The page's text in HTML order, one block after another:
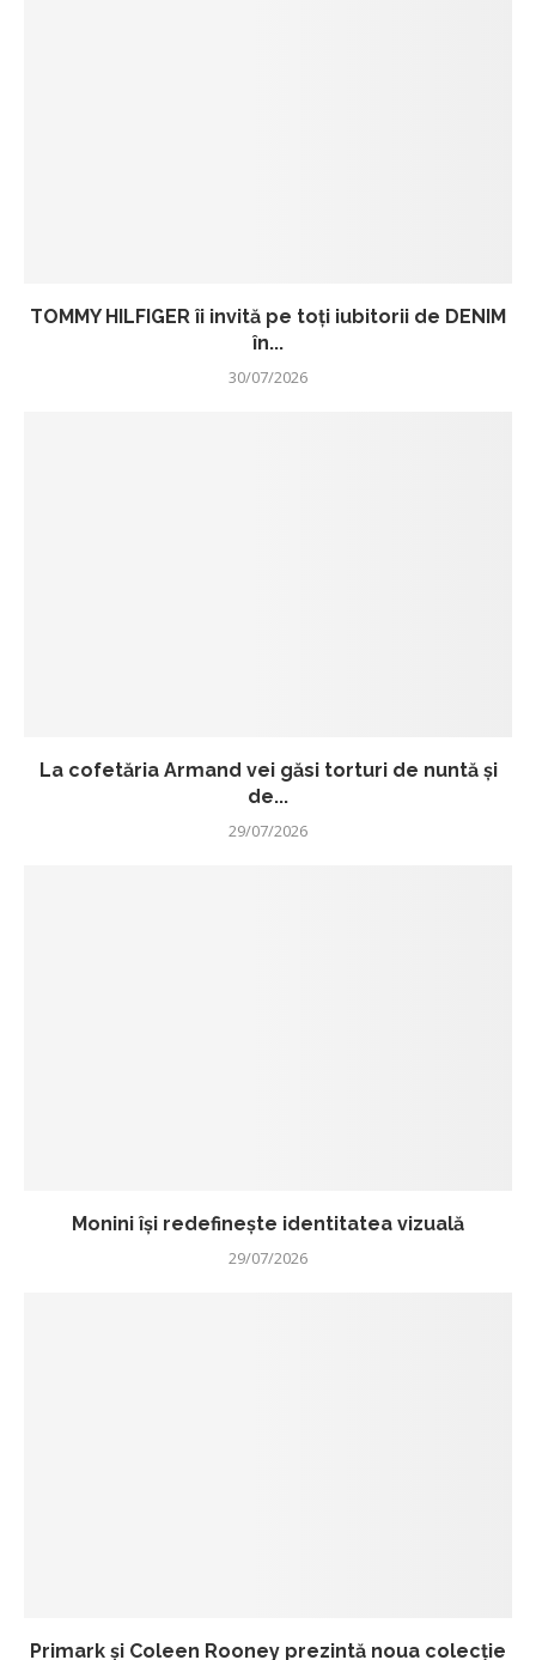
TOMMY HILFIGER îi invită pe toți iubitorii de DENIM
în...
30/07/2026
La cofetăria Armand vei găsi torturi de nuntă și
de...
29/07/2026
Monini își redefinește identitatea vizuală
29/07/2026
Primark și Coleen Rooney prezintă noua colecție